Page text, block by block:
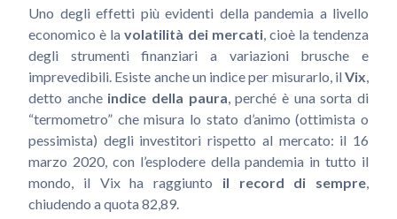
Uno degli effetti più evidenti della pandemia a livello
economico è la volatilità dei mercati, cioè la tendenza
degli strumenti finanziari a variazioni brusche e
imprevedibili. Esiste anche un indice per misurarlo, ilVix
detto anche indice della paura , perché è una sorta di
“termometro” che misura lo stato d’animo (ottimista o
pessimista) degli investitori rispetto al mercato: il 16
marzo 2020, con l’esplodere della pandemia in tutto il
mondo, il Vix ha raggiunto il record di sempre
chiudendo a quota 82,89.